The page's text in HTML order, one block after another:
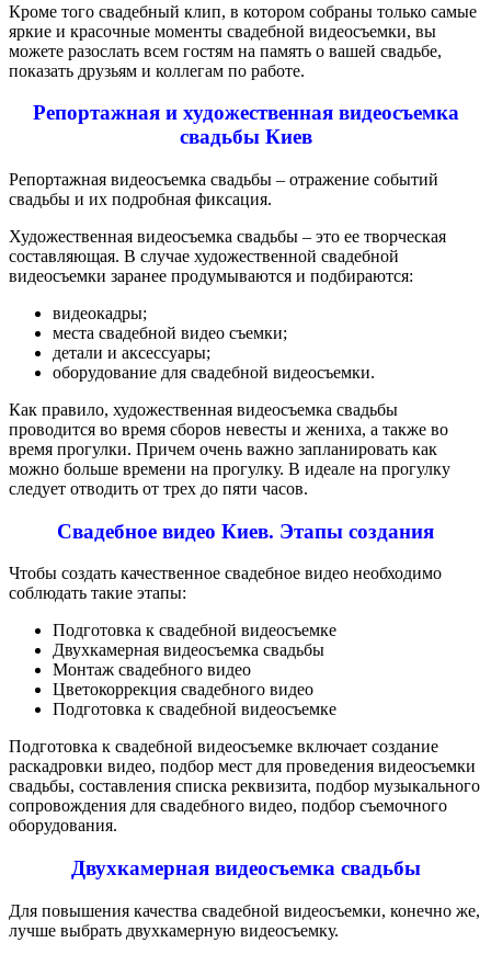
Кроме того свадебный клип, в котором собраны только самые
яркие и красочные моменты свадебной видеосъемки, вы
можете разослать всем гостям на память о вашей свадьбе,
показать друзьям и коллегам по работе.
Репортажная и художественная видеосъемка
свадьбы Киев
Репортажная видеосъемка свадьбы – отражение событий
свадьбы и их подробная фиксация.
Художественная видеосъемка свадьбы – это ее творческая
составляющая. В случае художественной свадебной
видеосъемки заранее продумываются и подбираются:
видеокадры;
места свадебной видео съемки;
детали и аксессуары;
оборудование для свадебной видеосъемки.
Как правило, художественная видеосъемка свадьбы
проводится во время сборов невесты и жениха, а также во
время прогулки. Причем очень важно запланировать как
можно больше времени на прогулку. В идеале на прогулку
следует отводить от трех до пяти часов.
Свадебное видео Киев. Этапы создания
Чтобы создать качественное свадебное видео необходимо
соблюдать такие этапы:
Подготовка к свадебной видеосъемке
Двухкамерная видеосъемка свадьбы
Монтаж свадебного видео
Цветокоррекция свадебного видео
Подготовка к свадебной видеосъемке
Подготовка к свадебной видеосъемке включает создание
раскадровки видео, подбор мест для проведения видеосъемки
свадьбы, составления списка реквизита, подбор музыкального
сопровождения для свадебного видео, подбор съемочного
оборудования.
Двухкамерная видеосъемка свадьбы
Для повышения качества свадебной видеосъемки, конечно же,
лучше выбрать двухкамерную видеосъемку.